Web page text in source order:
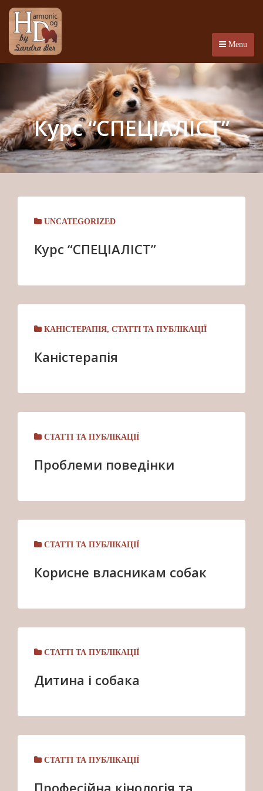
Menu
Курс “СПЕЦІАЛІСТ”
UNCATEGORIZED
Курс “СПЕЦІАЛІСТ”
КАНІСТЕРАПІЯ, СТАТТІ ТА ПУБЛІКАЦІЇ
Каністерапія
СТАТТІ ТА ПУБЛІКАЦІЇ
Проблеми поведінки
СТАТТІ ТА ПУБЛІКАЦІЇ
Корисне власникам собак
СТАТТІ ТА ПУБЛІКАЦІЇ
Дитина і собака
СТАТТІ ТА ПУБЛІКАЦІЇ
Професійна кінологія та